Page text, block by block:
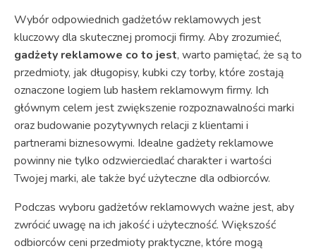
Wybór odpowiednich gadżetów reklamowych jest
kluczowy dla skutecznej promocji firmy. Aby zrozumieć,
gadżety reklamowe co to jest, warto pamiętać, że są to
przedmioty, jak długopisy, kubki czy torby, które zostają
oznaczone logiem lub hasłem reklamowym firmy. Ich
głównym celem jest zwiększenie rozpoznawalności marki
oraz budowanie pozytywnych relacji z klientami i
partnerami biznesowymi. Idealne gadżety reklamowe
powinny nie tylko odzwierciedlać charakter i wartości
Twojej marki, ale także być użyteczne dla odbiorców.
Podczas wyboru gadżetów reklamowych ważne jest, aby
zwrócić uwagę na ich jakość i użyteczność. Większość
odbiorców ceni przedmioty praktyczne, które mogą